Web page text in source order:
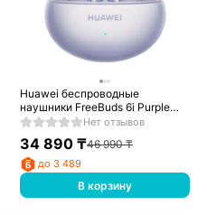
Huawei беспроводные
наушники FreeBuds 6i Purple
(Orca-T100)Нет отзывов
34 890 ₸46 990₸
до 3 489
В корзину